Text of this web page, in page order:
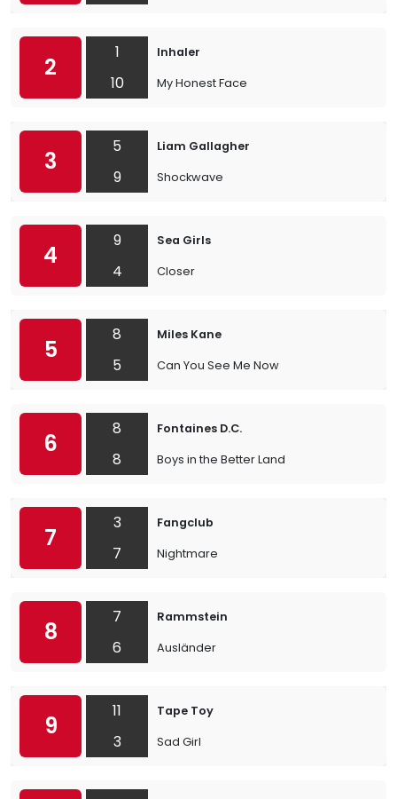
2
1
10
Inhaler
My Honest Face
3
5
9
Liam Gallagher
Shockwave
4
9
4
Sea Girls
Closer
5
8
5
Miles Kane
Can You See Me Now
6
8
8
Fontaines D.C.
Boys in the Better Land
7
3
7
Fangclub
Nightmare
8
7
6
Rammstein
Ausländer
9
11
3
Tape Toy
Sad Girl